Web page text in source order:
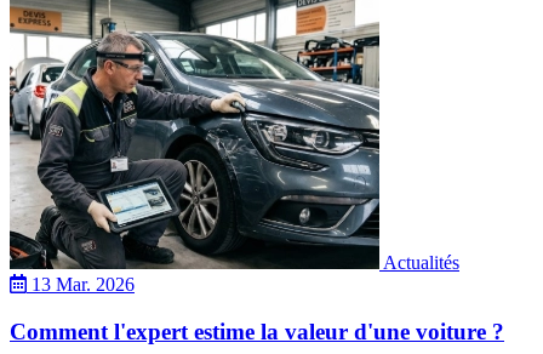
Actualités
13 Mar. 2026
Comment l'expert estime la valeur d'une voiture ?